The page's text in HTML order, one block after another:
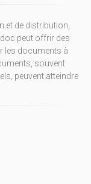
et de distribution,
peut offrir des
les documents à
souvent
peuvent atteindre